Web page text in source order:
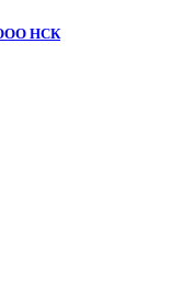
ООО НСК